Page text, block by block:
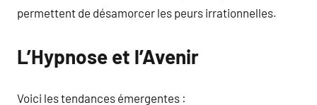
permettent de désamorcer les peurs irrationnelles.
L’Hypnose et l’Avenir
Voici les tendances émergentes :